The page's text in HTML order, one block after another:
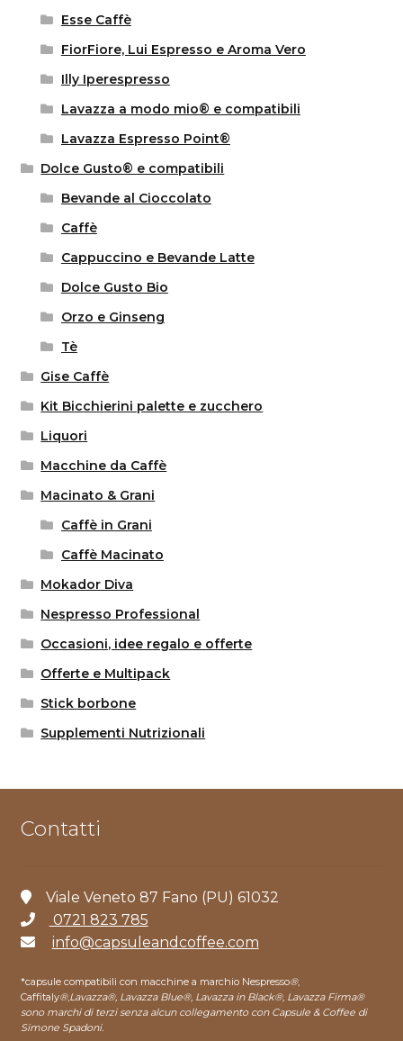
Esse Caffè
FiorFiore, Lui Espresso e Aroma Vero
Illy Iperespresso
Lavazza a modo mio® e compatibili
Lavazza Espresso Point®
Dolce Gusto® e compatibili
Bevande al Cioccolato
Caffè
Cappuccino e Bevande Latte
Dolce Gusto Bio
Orzo e Ginseng
Tè
Gise Caffè
Kit Bicchierini palette e zucchero
Liquori
Macchine da Caffè
Macinato & Grani
Caffè in Grani
Caffè Macinato
Mokador Diva
Nespresso Professional
Occasioni, idee regalo e offerte
Offerte e Multipack
Stick borbone
Supplementi Nutrizionali
Contatti
Viale Veneto 87 Fano (PU) 61032
0721 823 785
info@capsuleandcoffee.com
*capsule compatibili con macchine a marchio Nespresso®,
Caffitaly®,Lavazza®, Lavazza Blue®, Lavazza in Black®, Lavazza Firma®
sono marchi di terzi senza alcun collegamento con Capsule & Coffee di
Simone Spadoni.